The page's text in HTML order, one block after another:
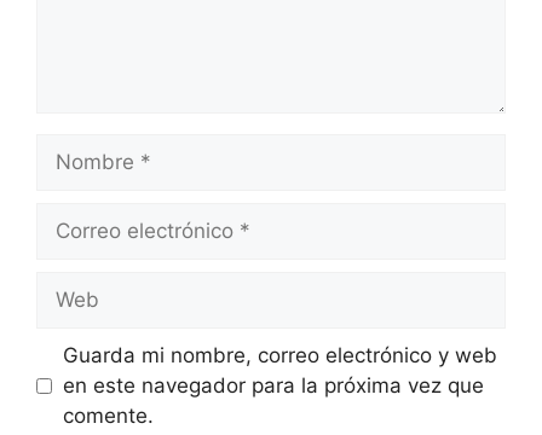
Nombre
Correo
Web
Guarda mi nombre, correo electrónico y web
en este navegador para la próxima vez que
comente.